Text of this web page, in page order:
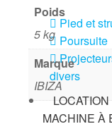
Pied et
Poursuite
divers
LOCATION
MACHINE À
Poids
5 kg
Marque
IBIZA